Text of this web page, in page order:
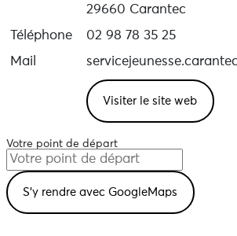
29660 Carantec
Téléphone
02 98 78 35 25
Mail
Visiter le site web
Votre point de départ